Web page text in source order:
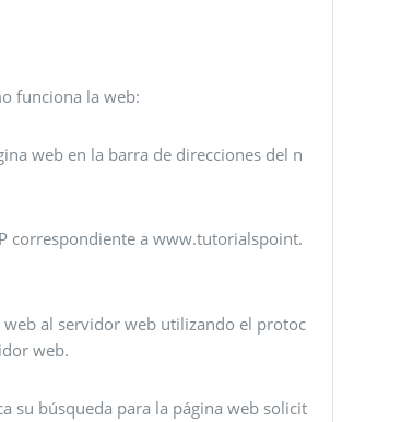
funciona la web:
web en la barra de direcciones del n
correspondiente a www.tutorialspoint.
al servidor web utilizando el protoc
web.
su búsqueda para la página web solicit